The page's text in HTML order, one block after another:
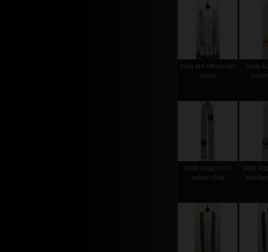
stola oro rilievo con
croce
stola
stola sogg.croci
colore viola
stola